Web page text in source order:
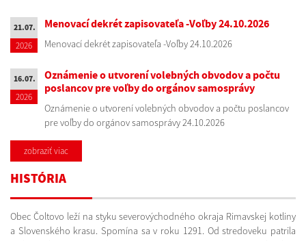
21.07.
2026
Menovací dekrét zapisovateľa -Voľby 24.10.2026
Menovací dekrét zapisovateľa -Voľby 24.10.2026
16.07.
2026
Oznámenie o utvorení volebných obvodov a počtu
poslancov pre voľby do orgánov samosprávy
Oznámenie o utvorení volebných obvodov a počtu poslancov
pre voľby do orgánov samosprávy 24.10.2026
zobraziť viac
HISTÓRIA
Obec Čoltovo leží na styku severovýchodného okraja Rimavskej kotliny
a Slovenského krasu. Spomína sa v roku 1291. Od stredoveku patrila